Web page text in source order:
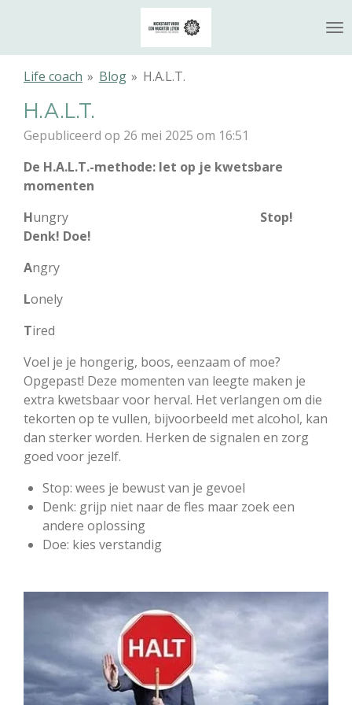
naar
Life coach » Blog » H.A.L.T.
H.A.L.T.
Gepubliceerd op 26 mei 2025 om 16:51
De H.A.L.T.-methode: let op je kwetsbare
momenten
Hungry Stop!
Denk! Doe!
Angry
Lonely
Tired
Voel je je hongerig, boos, eenzaam of moe?
Opgepast! Deze momenten van leegte maken je
extra kwetsbaar voor herval. Het verlangen om die
tekorten op te vullen, bijvoorbeeld met alcohol, kan
dan sterker worden. Herken de signalen en zorg
goed voor jezelf.
Stop: wees je bewust van je gevoel
Denk: grijp niet naar de fles maar zoek een
andere oplossing
Doe: kies verstandig